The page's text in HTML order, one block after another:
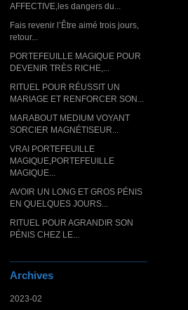
AFFECTIVE,les dangers du...
Fais revenir l’Être aimé trois jours,
retour...
PORTEFEUILLE MAGIQUE POUR
DEVENIR TRÈS RICHE,...
RITUEL POUR RÉUSSIT UN
MARIAGE ET RENFORCER SON...
MARABOUT MEDIUM VOYANT
SORCIER MAGNÉTISEUR...
VRAI PORTEFEUILLE
MAGIQUE,PORTEFEUILLE
MAGIQUE...
AVOIR UN LONG ET GROS PÉNIS
EN QUELQUES JOURS...
RITUEL POUR AGRANDIR SON
PÉNIS CHEZ LE...
Archives
2023-02